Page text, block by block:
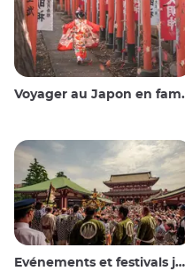
Voyager au Japon en famille
Evénements et festivals japonais